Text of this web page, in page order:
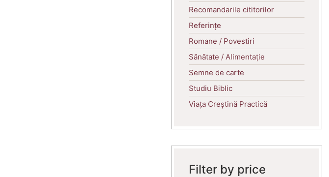
Recomandarile cititorilor
Referințe
Romane / Povestiri
Sănătate / Alimentație
Semne de carte
Studiu Biblic
Viața Creștină Practică
Filter by price